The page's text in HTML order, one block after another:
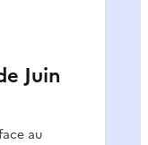
Juin
au